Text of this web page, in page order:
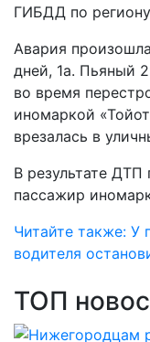
ГИБДД по
Авария
дней, 1а. Пьяный
во время
иномаркой
врезалась в
В результате ДТП
пассажир
Читайте также: У
водителя
ТОП